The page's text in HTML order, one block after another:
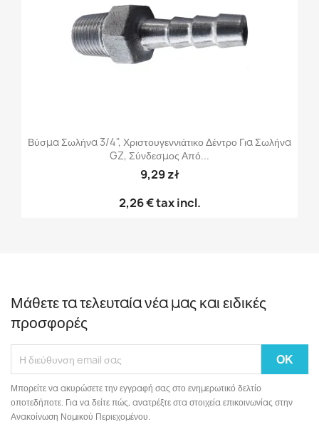
Βύσμα Σωλήνα 3/4", Χριστουγεννιάτικο Δέντρο Για Σωλήνα
GZ, Σύνδεσμος Από...
9,29 zł
2,26 €tax incl.
Μάθετε τα τελευταία νέα μας και ειδικές
προσφορές
Μπορείτε να ακυρώσετε την εγγραφή σας στο ενημερωτικό δελτίο
οποτεδήποτε. Για να δείτε πώς, ανατρέξτε στα στοιχεία επικοινωνίας στην
Ανακοίνωση Νομικού Περιεχομένου.